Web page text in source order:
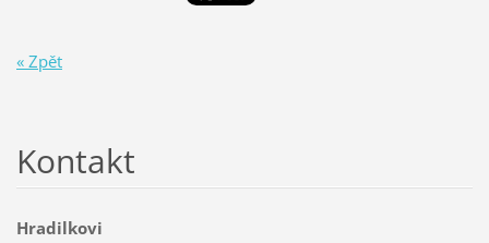
« Zpět
Kontakt
Hradilkovi